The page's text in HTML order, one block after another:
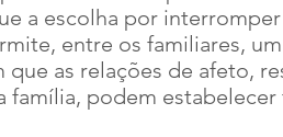
a escolha por
entre os familiares,
as relações de afeto,
família, podem